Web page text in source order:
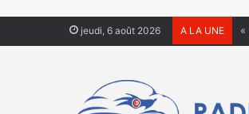
jeudi, 6 août 2026 A LA UNE